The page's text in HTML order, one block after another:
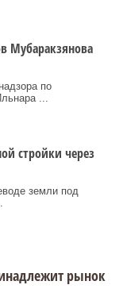
Мубаракзянова
по
...
стройки через
земли под
рынок